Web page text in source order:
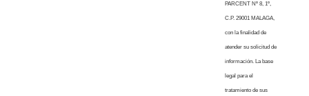
PARCENT Nº 8, 1º,
C.P. 29001 MALAGA,
con la finalidad de
atender su solicitud de
información. La base
legal para el
tratamiento de sus